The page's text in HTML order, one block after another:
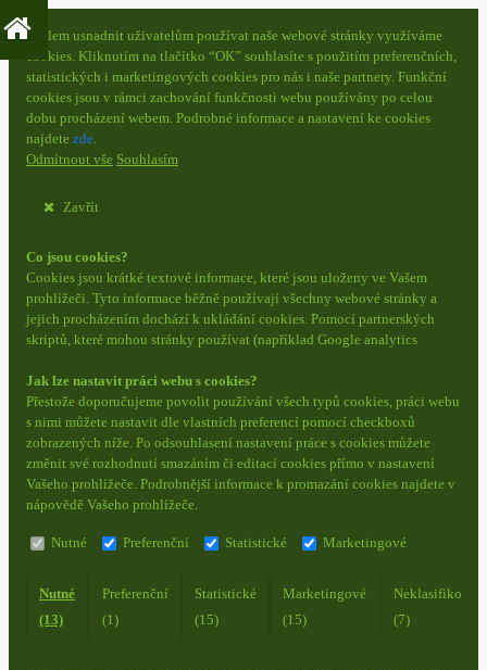
S cílem usnadnit uživatelům používat naše webové stránky využíváme
cookies. Kliknutím na tlačítko “OK” souhlasíte s použitím preferenčních,
statistických i marketingových cookies pro nás i naše partnery. Funkční
cookies jsou v rámci zachování funkčnosti webu používány po celou
dobu procházení webem. Podrobné informace a nastavení ke cookies
najdete zde.
Odmítnout vše Souhlasím
Zavřít
Co jsou cookies?
Cookies jsou krátké textové informace, které jsou uloženy ve Vašem
prohlížeči. Tyto informace běžně používají všechny webové stránky a
jejich procházením dochází k ukládání cookies. Pomocí partnerských
skriptů, které mohou stránky používat (například Google analytics
Jak lze nastavit práci webu s cookies?
Přestože doporučujeme povolit používání všech typů cookies, práci webu
s nimi můžete nastavit dle vlastních preferencí pomocí checkboxů
zobrazených níže. Po odsouhlasení nastavení práce s cookies můžete
změnit své rozhodnutí smazáním či editací cookies přímo v nastavení
Vašeho prohlížeče. Podrobnější informace k promazání cookies najdete v
nápovědě Vašeho prohlížeče.
Nutné Preferenční Statistické Marketingové
Nutné
(13)
Preferenční
(1)
Statistické
(15)
Marketingové
(15)
(7)